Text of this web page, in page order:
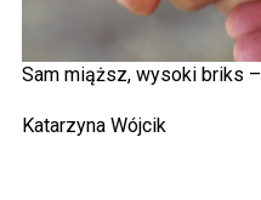
Sam miąższ, wysoki briks –
Katarzyna Wójcik